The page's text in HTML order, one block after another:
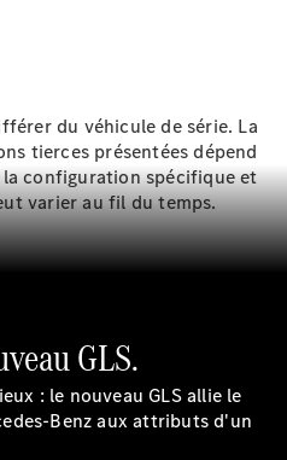
du véhicule de série. La
tierces présentées dépend
configuration spécifique et
varier au fil du temps.
GLS.
: le nouveau GLS allie le
Benz aux attributs d'un